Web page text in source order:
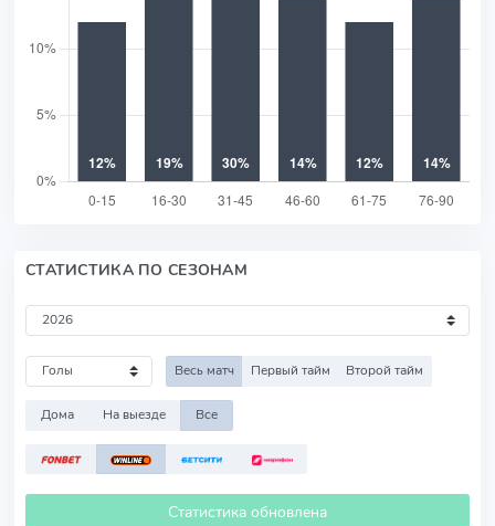
СТАТИСТИКА ПО СЕЗОНАМ
Весь матч Первый тайм Второй тайм
Дома На выезде Все
Статистика обновлена